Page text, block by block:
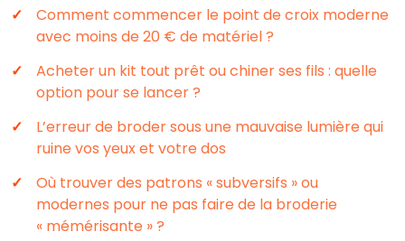
Comment commencer le point de croix moderne
avec moins de 20 € de matériel ?
Acheter un kit tout prêt ou chiner ses fils : quelle
option pour se lancer ?
L’erreur de broder sous une mauvaise lumière qui
ruine vos yeux et votre dos
Où trouver des patrons « subversifs » ou
modernes pour ne pas faire de la broderie
« mémérisante » ?